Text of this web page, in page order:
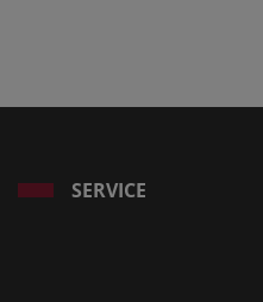
SERVICE